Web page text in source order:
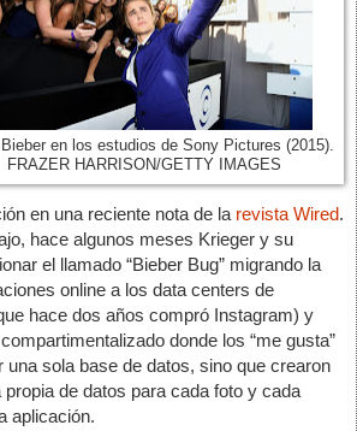
en los estudios de Sony Pictures (2015).
FRAZER HARRISON/GETTY IMAGES
en una reciente nota de la revista Wired.
hace algunos meses Krieger y su
el llamado “Bieber Bug” migrando la
online a los data centers de
hace dos años compró Instagram) y
donde los “me gusta”
una sola base de datos, sino que crearon
de datos para cada foto y cada
aplicación.